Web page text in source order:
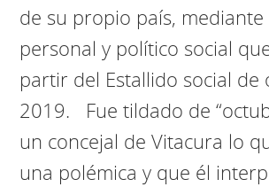
de su propio país, mediante
personal y político social
partir del Estallido social de
2019. Fue tildado de
un concejal de Vitacura lo
una polémica y que él